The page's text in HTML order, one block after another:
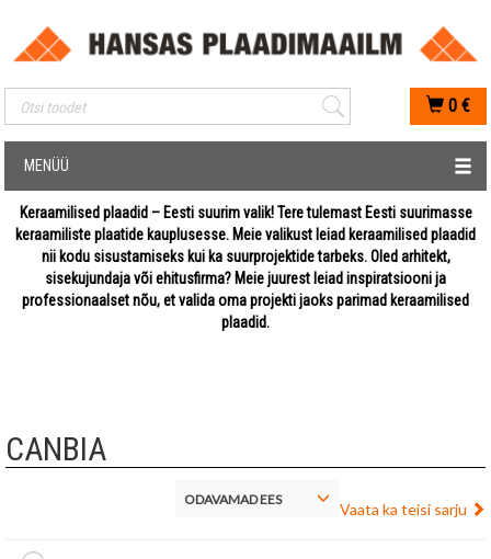
Mobiilis otsimise sisestus
0 €
MENÜÜ
Keraamilised plaadid – Eesti suurim valik! Tere tulemast Eesti suurimasse
keraamiliste plaatide kauplusesse. Meie valikust leiad keraamilised plaadid
nii kodu sisustamiseks kui ka suurprojektide tarbeks. Oled arhitekt,
sisekujundaja või ehitusfirma? Meie juurest leiad inspiratsiooni ja
professionaalset nõu, et valida oma projekti jaoks parimad keraamilised
plaadid.
CANBIA
Vaata ka teisi sarju
ODAVAMAD EES